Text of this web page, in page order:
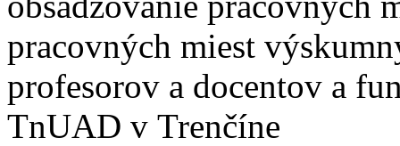
pracovných miest
profesorov a docentov a
TnUAD v Trenčíne